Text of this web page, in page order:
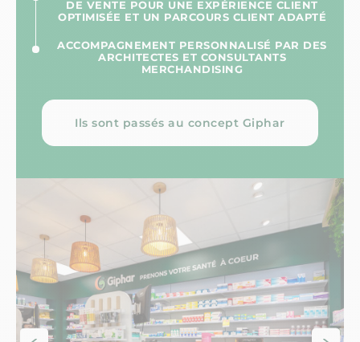
DE VENTE POUR UNE EXPÉRIENCE CLIENT
OPTIMISÉE ET UN PARCOURS CLIENT ADAPTÉ
ACCOMPAGNEMENT PERSONNALISÉ PAR DES
ARCHITECTES ET CONSULTANTS
MERCHANDISING
Ils sont passés au concept Giphar